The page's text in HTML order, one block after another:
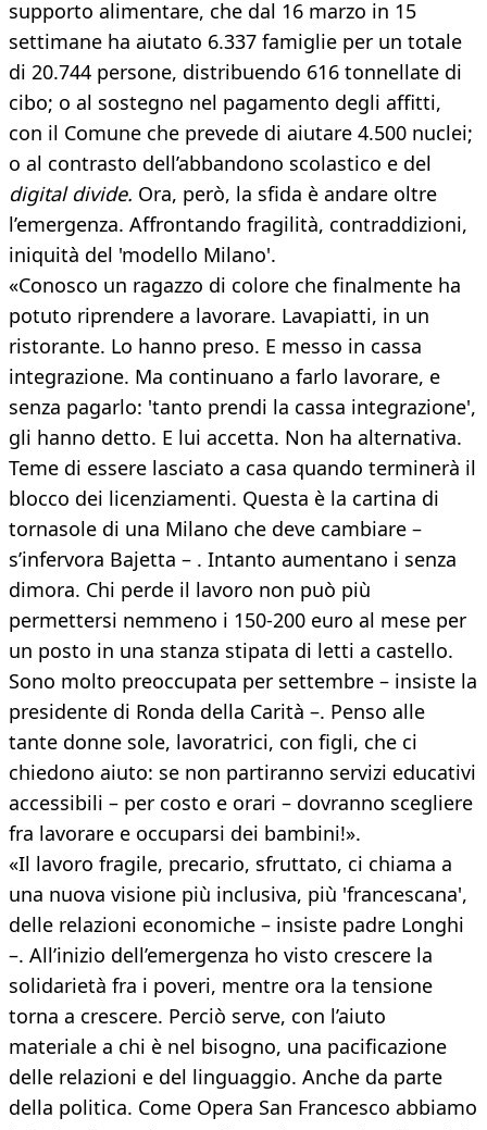
supporto alimentare, che dal 16 marzo in 15
settimane ha aiutato 6.337 famiglie per un totale
di 20.744 persone, distribuendo 616 tonnellate di
cibo; o al sostegno nel pagamento degli affitti,
con il Comune che prevede di aiutare 4.500 nuclei;
o al contrasto dell’abbandono scolastico e del
digital divide. Ora, però, la sfida è andare oltre
l’emergenza. Affrontando fragilità, contraddizioni,
iniquità del 'modello Milano'.
«Conosco un ragazzo di colore che finalmente ha
potuto riprendere a lavorare. Lavapiatti, in un
ristorante. Lo hanno preso. E messo in cassa
integrazione. Ma continuano a farlo lavorare, e
senza pagarlo: 'tanto prendi la cassa integrazione',
gli hanno detto. E lui accetta. Non ha alternativa.
Teme di essere lasciato a casa quando terminerà il
blocco dei licenziamenti. Questa è la cartina di
tornasole di una Milano che deve cambiare –
s’infervora Bajetta – . Intanto aumentano i senza
dimora. Chi perde il lavoro non può più
permettersi nemmeno i 150-200 euro al mese per
un posto in una stanza stipata di letti a castello.
Sono molto preoccupata per settembre – insiste la
presidente di Ronda della Carità –. Penso alle
tante donne sole, lavoratrici, con figli, che ci
chiedono aiuto: se non partiranno servizi educativi
accessibili – per costo e orari – dovranno scegliere
fra lavorare e occuparsi dei bambini!».
«Il lavoro fragile, precario, sfruttato, ci chiama a
una nuova visione più inclusiva, più 'francescana',
delle relazioni economiche – insiste padre Longhi
–. All’inizio dell’emergenza ho visto crescere la
solidarietà fra i poveri, mentre ora la tensione
torna a crescere. Perciò serve, con l’aiuto
materiale a chi è nel bisogno, una pacificazione
delle relazioni e del linguaggio. Anche da parte
della politica. Come Opera San Francesco abbiamo